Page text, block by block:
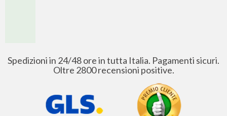
Spedizioni in 24/48 ore in tutta Italia. Pagamenti sicuri.
Oltre 2800 recensioni positive.